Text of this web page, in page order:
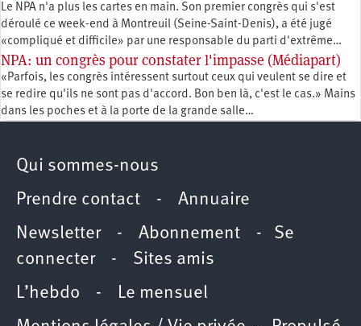
Le NPA n'a plus les cartes en main. Son premier congrès qui s'est
déroulé ce week-end à Montreuil (Seine-Saint-Denis), a été jugé
«compliqué et difficile» par une responsable du parti d'extrême…
NPA: un congrès pour constater l'impasse (Médiapart)
«Parfois, les congrès intéressent surtout ceux qui veulent se dire et
se redire qu'ils ne sont pas d'accord. Bon ben là, c'est le cas.» Mains
dans les poches et à la porte de la grande salle…
Qui sommes-nous
Prendre contact - Annuaire
Newsletter - Abonnement - Se
connecter- Sites amis
L’hebdo - Le mensuel